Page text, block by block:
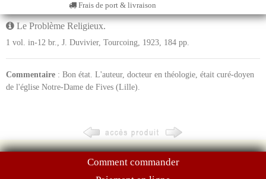
Frais de port & livraison
Le Problème Religieux.
1 vol. in-12 br., J. Duvivier, Tourcoing, 1923, 184 pp.
Commentaire : Bon état. L'auteur, docteur en théologie, était curé-doyen
de l'église Notre-Dame de Fives (Lille).
Comment commander